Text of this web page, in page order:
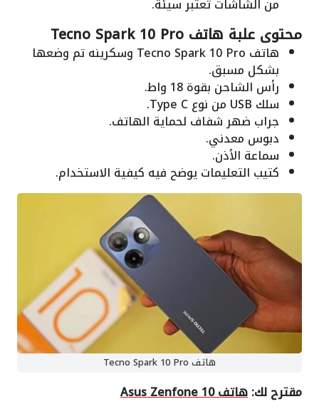
محتوى علبة هاتف Tecno Spark 10 Pro
هاتف Tecno Spark 10 Pro وسكرينه تم وضعها
بشكل مسبق.
رأس الشاحن بقوة 18 واط.
سلك USB من نوع Type C.
جراب ضهر شفاف لحماية الهاتف.
دبوس معدني.
سماعة الأذن.
كتيب التعليمات يوضح فيه كيفية الاستخدام.
هاتف Tecno Spark 10 Pro
مقترح لك:هاتف Asus Zenfone 10